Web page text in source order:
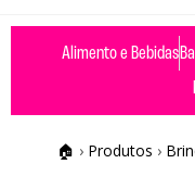
Alimento e Bebidas
🏠 › Produtos ›